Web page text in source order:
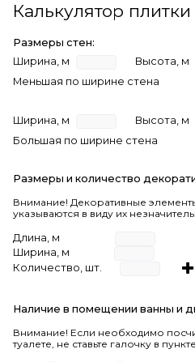
Калькулятор плитки
Размеры стен:
Ширина, м
Высота, м
Меньшая по ширине стена
Ширина, м
Высота, м
Большая по ширине стена
Размеры и количество
Внимание! Декоративные
указываются в виду их
Длина, м
Ширина, м
Количество, шт.
Наличие в помещении ванны и
Внимание! Если необходимо
туалете, не ставьте галочку в